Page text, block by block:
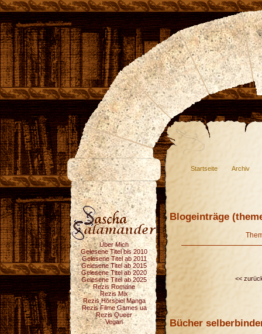
Startseite Archiv
Über Mich
Gelesene Titel bis 2010
Gelesene Titel ab 2011
Gelesene Titel ab 2015
Gelesene Titel ab 2020
Gelesene Titel ab 2025
Rezis Romane
Rezis Mix
Rezis Hörspiel Manga
Rezis Filme Games ua
Rezis Queer
Vegan
Blogeinträge
<<
Bücher